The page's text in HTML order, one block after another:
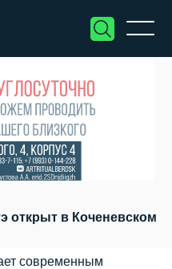
открыт в Коченевском
современным